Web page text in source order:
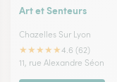
Art et Senteurs
Chazelles Sur Lyon
★★★★★4.6 (62)
11, rue Alexandre Séon